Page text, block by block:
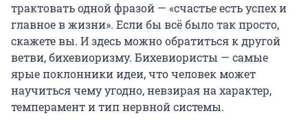
трактовать одной фразой — «счастье есть успех и
главное в жизни». Если бы всё было так просто,
скажете вы. И здесь можно обратиться к другой
ветви, бихевиоризму. Бихевиористы — самые
ярые поклонники идеи, что человек может
научиться чему угодно, невзирая на характер,
темперамент и тип нервной системы.